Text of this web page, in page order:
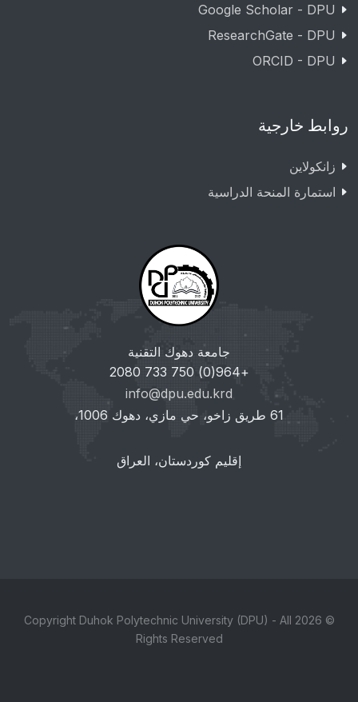
Google Scholar - DPU
ResearchGate - DPU
ORCID - DPU
روابط خارجية
زانکولاین
استمارة المنحة الدراسية
جامعة دهوك التقنية
+964(0) 750 733 2080
info@dpu.edu.krd
61 طريق زاخو، حي مازي، دهوك 1006،
إقليم كوردستان، العراق
© 2026 Copyright Duhok Polytechnic University (DPU) - All
Rights Reserved